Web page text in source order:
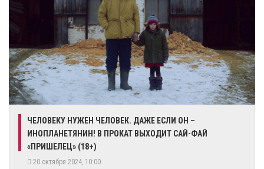
ЧЕЛОВЕКУ НУЖЕН ЧЕЛОВЕК. ДАЖЕ ЕСЛИ ОН –
ИНОПЛАНЕТЯНИН! В ПРОКАТ ВЫХОДИТ САЙ-ФАЙ
«ПРИШЕЛЕЦ» (18+)
20 октября 2024, 10:00